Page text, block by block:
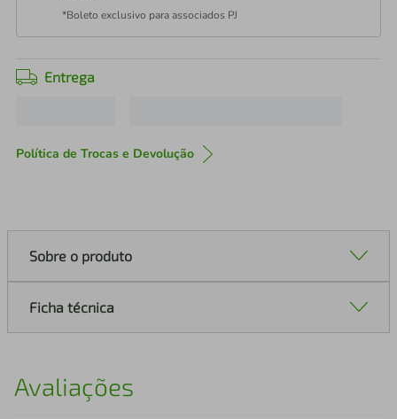
*Boleto exclusivo para associados PJ
Entrega
Política de Trocas e Devolução
Sobre o produto
Ficha técnica
Avaliações